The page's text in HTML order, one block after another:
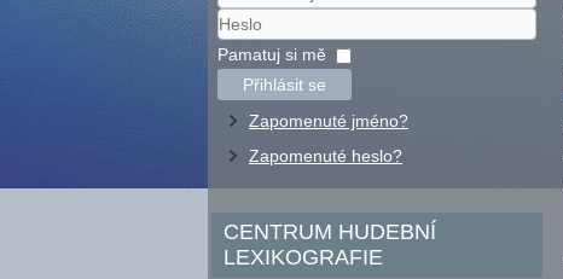
Uživatelské
jméno
Heslo
Pamatuj si mě
Přihlásit se
Zapomenuté jméno?
Zapomenuté heslo?
CENTRUM HUDEBNÍ
LEXIKOGRAFIE